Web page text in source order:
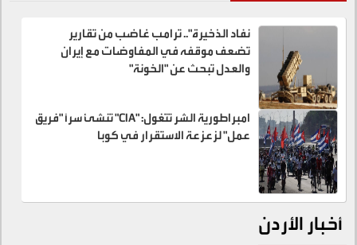
نفاد الذخيرة".. ترامب غاضب من تقارير
تضعف موقفه في المفاوضات مع إيران
والعدل تبحث عن "الخونة"
امبراطورية الشر تتغول: "CIA" تنشئ سراً "فريق
عمل" لزعزعة الاستقرار في كوبا
أخبار الأردن